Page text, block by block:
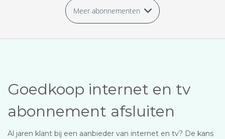
Meer abonnementen
Goedkoop internet en tv
abonnement afsluiten
Al jaren klant bij een aanbieder van internet en tv? De kans